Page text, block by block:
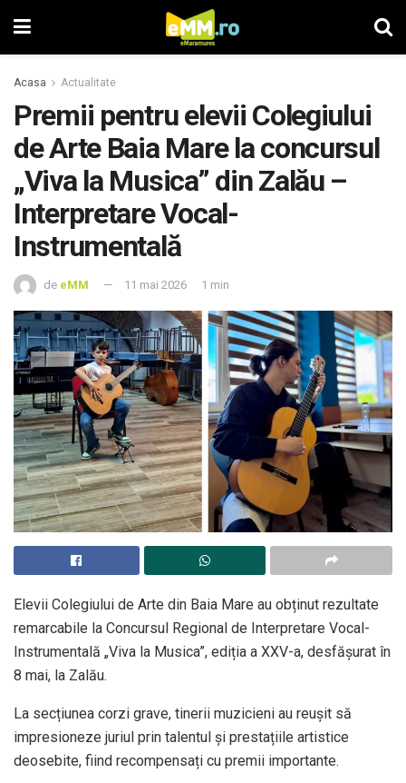
Acasa Actualitate
Premii pentru elevii Colegiului
de Arte Baia Mare la concursul
„Viva la Musica” din Zalău –
Interpretare Vocal-
Instrumentală
de eMM 11 mai 2026 1 min
Elevii Colegiului de Arte din Baia Mare au obținut rezultate
remarcabile la Concursul Regional de Interpretare Vocal-
Instrumentală „Viva la Musica”, ediția a XXV-a, desfășurat în
8 mai, la Zalău.
La secțiunea corzi grave, tinerii muzicieni au reușit să
impresioneze juriul prin talentul și prestațiile artistice
deosebite, fiind recompensați cu premii importante.